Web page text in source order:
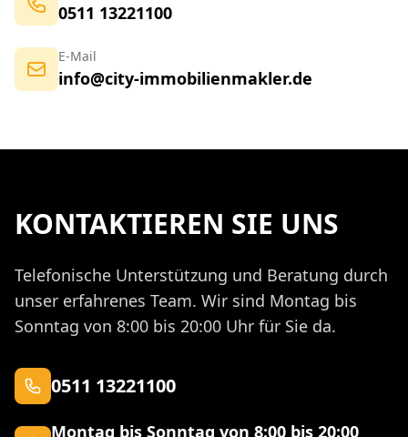
0511 13221100
E-Mail
info@city-immobilienmakler.de
KONTAKTIEREN SIE UNS
Telefonische Unterstützung und Beratung durch
unser erfahrenes Team. Wir sind Montag bis
Sonntag von 8:00 bis 20:00 Uhr für Sie da.
0511 13221100
Montag bis Sonntag von 8:00 bis 20:00